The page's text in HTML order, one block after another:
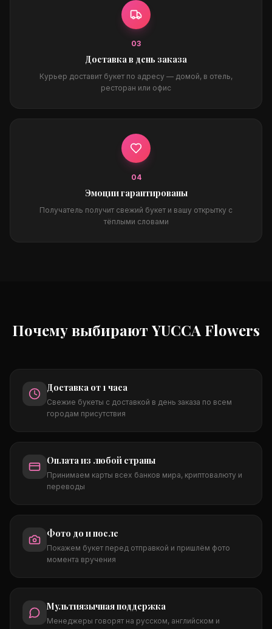
03
Доставка в день заказа
Курьер доставит букет по адресу — домой, в отель,
ресторан или офис
04
Эмоции гарантированы
Получатель получит свежий букет и вашу открытку с
тёплыми словами
Почему выбирают YUCCA Flowers
Доставка от 1 часа
Свежие букеты с доставкой в день заказа по всем
городам присутствия
Оплата из любой страны
Принимаем карты всех банков мира, криптовалюту и
переводы
Фото до и после
Покажем букет перед отправкой и пришлём фото
момента вручения
Мультиязычная поддержка
Менеджеры говорят на русском, английском и